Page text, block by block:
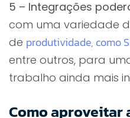
5 – Integrações
com uma variedade
de produtividade, como
entre outros, para
trabalho ainda mais
Como aproveitar